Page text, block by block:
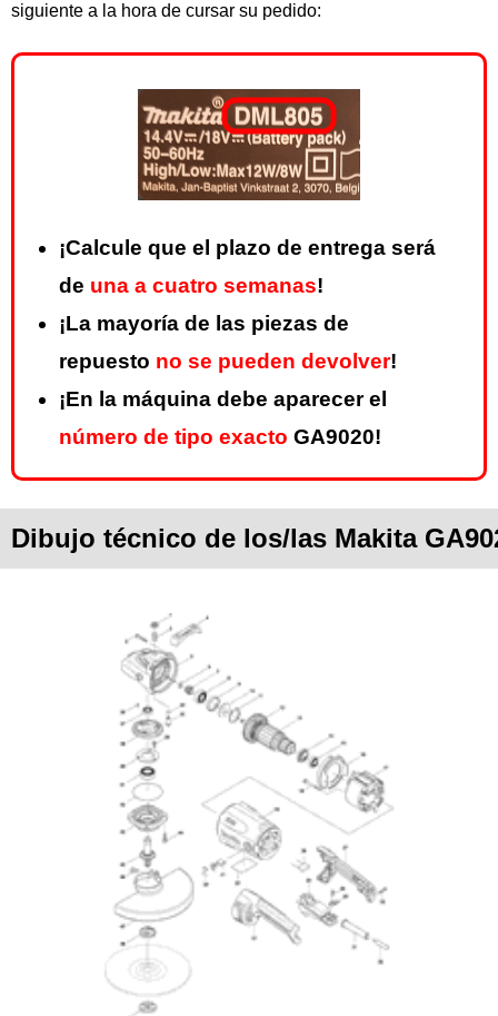
siguiente a la hora de cursar su pedido:
¡Calcule que el plazo de entrega será
de una a cuatro semanas!
¡La mayoría de las piezas de
repuesto no se pueden devolver!
¡En la máquina debe aparecer el
número de tipo exacto GA9020!
Dibujo técnico de los/las Makita